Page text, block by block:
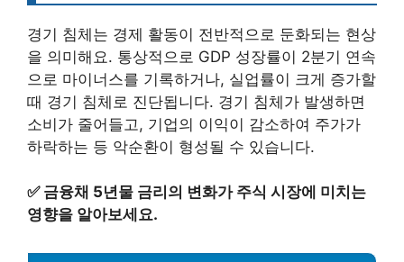
경기 침체는 경제 활동이 전반적으로 둔화되는 현상
을 의미해요. 통상적으로 GDP 성장률이 2분기 연속
으로 마이너스를 기록하거나, 실업률이 크게 증가할
때 경기 침체로 진단됩니다. 경기 침체가 발생하면
소비가 줄어들고, 기업의 이익이 감소하여 주가가
하락하는 등 악순환이 형성될 수 있습니다.
✅ 금융채 5년물 금리의 변화가 주식 시장에 미치는
영향을 알아보세요.